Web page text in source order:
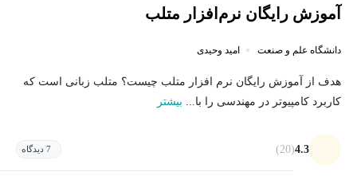
آموزش رایگان نرم‌افزار متلب
دانشگاه علم و صنعت امید وحیدی
هدف از آموزش رایگان نرم افزار متلب چیست؟ متلب زبانی است که
کاربرد کامپیوتر در مهندسی را با... بیشتر
4.3
(20) 7 دیدگاه